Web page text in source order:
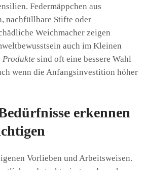
Federmäppchen aus
nachfüllbare Stifte oder
Weichmacher zeigen
auch im Kleinen
sind oft eine bessere Wahl
wenn die Anfangsinvestition höher
erkennen
Vorlieben und Arbeitsweisen.